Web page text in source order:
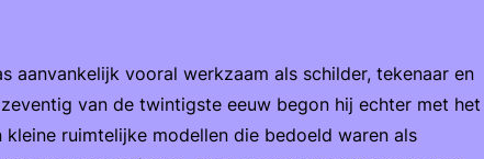
aanvankelijk vooral werkzaam als schilder, tekenaar en
van de twintigste eeuw begon hij echter met het
kleine ruimtelijke modellen die bedoeld waren als